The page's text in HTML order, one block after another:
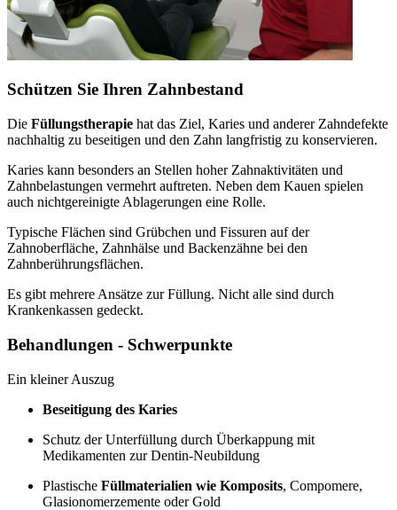
Schützen Sie Ihren Zahnbestand
Die Füllungstherapie hat das Ziel, Karies und anderer Zahndefekte
nachhaltig zu beseitigen und den Zahn langfristig zu konservieren.
Karies kann besonders an Stellen hoher Zahnaktivitäten und
Zahnbelastungen vermehrt auftreten. Neben dem Kauen spielen
auch nichtgereinigte Ablagerungen eine Rolle.
Typische Flächen sind Grübchen und Fissuren auf der
Zahnoberfläche, Zahnhälse und Backenzähne bei den
Zahnberührungsflächen.
Es gibt mehrere Ansätze zur Füllung. Nicht alle sind durch
Krankenkassen gedeckt.
Behandlungen - Schwerpunkte
Ein kleiner Auszug
Beseitigung des Karies
Schutz der Unterfüllung durch Überkappung mit
Medikamenten zur Dentin-Neubildung
Plastische Füllmaterialien wie Komposits, Compomere,
Glasionomerzemente oder Gold